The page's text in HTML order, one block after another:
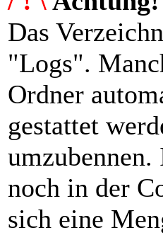
Das
"Logs".
Ordner
gestattet
noch in der
sich eine